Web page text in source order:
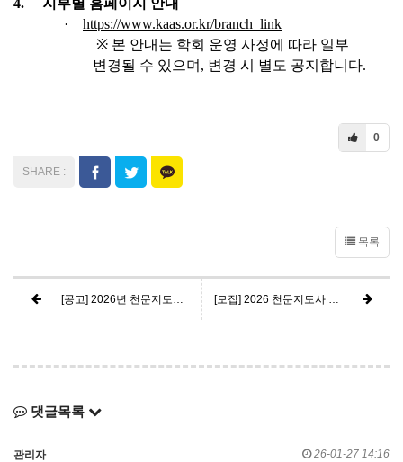
·
https://www.kaas.or.kr/branch_link
※ 본 안내는 학회 운영 사정에 따라 일부
변경될 수 있으며 , 변경 시 별도 공지합니다.
0
목록
댓글목록
관리자 26-01-27 14:16